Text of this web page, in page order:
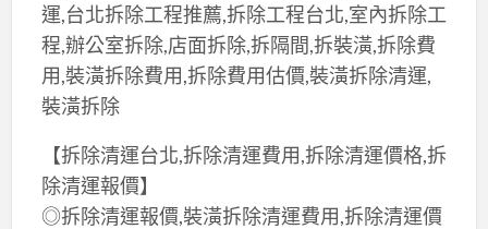
運,台北拆除工程推薦,拆除工程台北,室內拆除工
程,辦公室拆除,店面拆除,拆隔間,拆裝潢,拆除費
用,裝潢拆除費用,拆除費用估價,裝潢拆除清運,
裝潢拆除
【拆除清運台北,拆除清運費用,拆除清運價格,拆
除清運報價】
◎拆除清運報價,裝潢拆除清運費用,拆除清運價